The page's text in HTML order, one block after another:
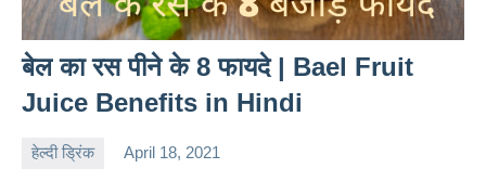
बेल का रस पीने के 8 फायदे | Bael Fruit
Juice Benefits in Hindi
हेल्दी ड्रिंक April 18, 2021